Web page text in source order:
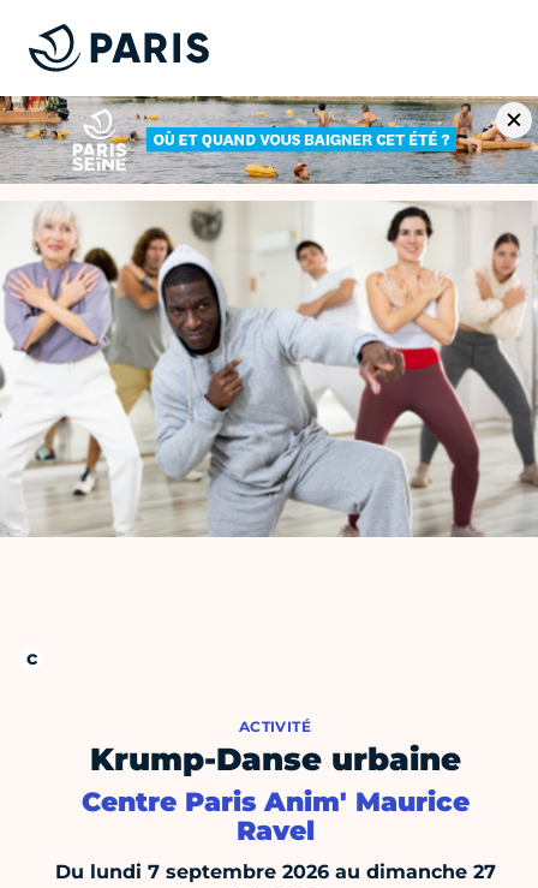
ACTIVITÉ
Krump-Danse urbaine
Centre Paris Anim' Maurice
Ravel
Du lundi 7 septembre 2026 au dimanche 27